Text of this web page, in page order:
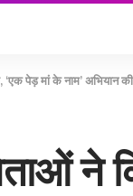
‘एक पेड़ मां के नाम’
ने